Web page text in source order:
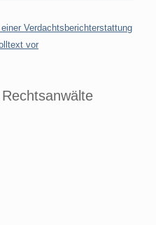
Verdachtsberichterstattung
vor